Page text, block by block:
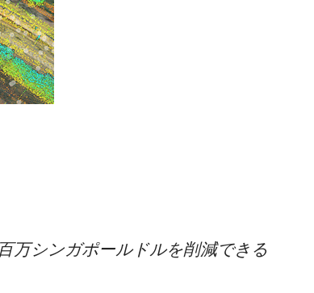
万シンガポールドルを削減できる